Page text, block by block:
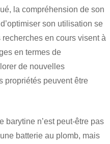
la compréhension de son
son utilisation se
en cours visent à
en termes de
de nouvelles
propriétés peuvent être
barytine n’est peut-être pas
batterie au plomb, mais